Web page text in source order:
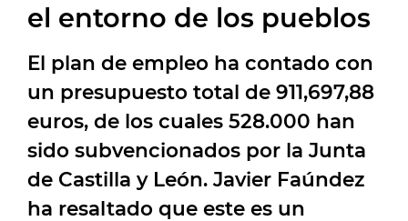
el entorno de los pueblos
El plan de empleo ha contado con
un presupuesto total de 911,697,88
euros, de los cuales 528.000 han
sido subvencionados por la Junta
de Castilla y León. Javier Faúndez
ha resaltado que este es un